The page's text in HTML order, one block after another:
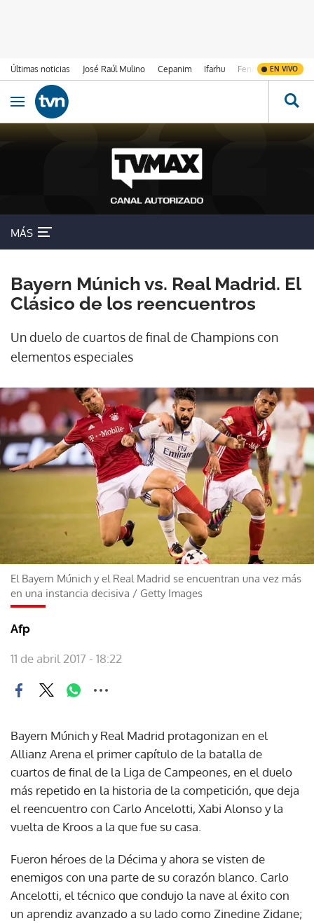
Últimas noticias José Raúl Mulino Cepanim Ifarhu Fenómeno de El
EN VIVO
Ir al contenido
Obrir navegació
MÁS
Bayern Múnich vs. Real Madrid. El
Clásico de los reencuentros
Un duelo de cuartos de final de Champions con
elementos especiales
El Bayern Múnich y el Real Madrid se encuentran una vez más
en una instancia decisiva / Getty Images
Afp
11 de abril 2017 - 18:22
Bayern Múnich y Real Madrid protagonizan en el
Allianz Arena el primer capítulo de la batalla de
cuartos de final de la Liga de Campeones, en el duelo
más repetido en la historia de la competición, que deja
el reencuentro con Carlo Ancelotti, Xabi Alonso y la
vuelta de Kroos a la que fue su casa.
Fueron héroes de la Décima y ahora se visten de
enemigos con una parte de su corazón blanco. Carlo
Ancelotti, el técnico que condujo la nave al éxito con
un aprendiz avanzado a su lado como Zinedine Zidane;